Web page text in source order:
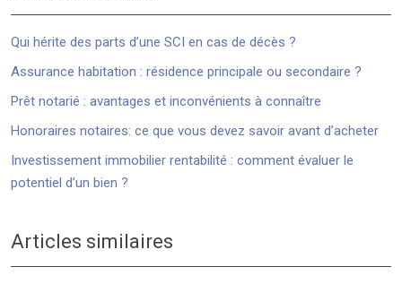
Qui hérite des parts d’une SCI en cas de décès ?
Assurance habitation : résidence principale ou secondaire ?
Prêt notarié : avantages et inconvénients à connaître
Honoraires notaires: ce que vous devez savoir avant d’acheter
Investissement immobilier rentabilité : comment évaluer le
potentiel d’un bien ?
Articles similaires